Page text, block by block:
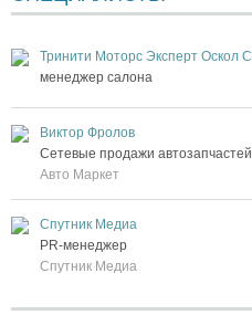
менеджер салона
Виктор Фролов
Сетевые продажи автозапчастей
Авто Маркет
Спутник Медиа
PR-менеджер
Спутник Медиа